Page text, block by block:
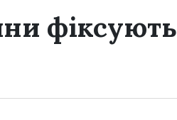
фіксують